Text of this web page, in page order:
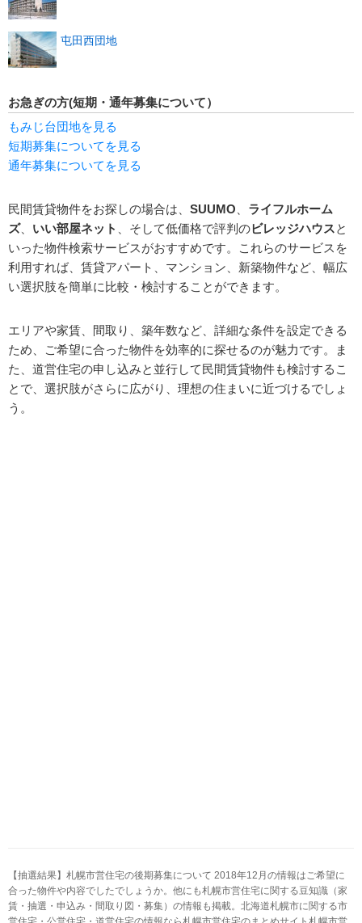
屯田西団地
お急ぎの方(短期・通年募集について）
もみじ台団地を見る
短期募集についてを見る
通年募集についてを見る
民間賃貸物件をお探しの場合は、 SUUMO
ライフルホーム
ズ、 いい部屋ネット 、そして低価格で評判のビレッジハウスと
いった物件検索サービスがおすすめです。これらのサービスを
利用すれば、賃貸アパート、マンション、新築物件など、幅広
い選択肢を簡単に比較・検討することができます。
エリアや家賃、間取り、築年数など、詳細な条件を設定できる
ため、ご希望に合った物件を効率的に探せるのが魅力です。ま
た、道営住宅の申し込みと並行して民間賃貸物件も検討するこ
とで、選択肢がさらに広がり、理想の住まいに近づけるでしょ
う。
【抽選結果】札幌市営住宅の後期募集について 2018年12月の情報はご希望に
合った物件や内容でしたでしょうか。他にも札幌市営住宅に関する豆知識（家
賃・抽選・申込み・間取り図・募集）の情報も掲載。北海道札幌市に関する市